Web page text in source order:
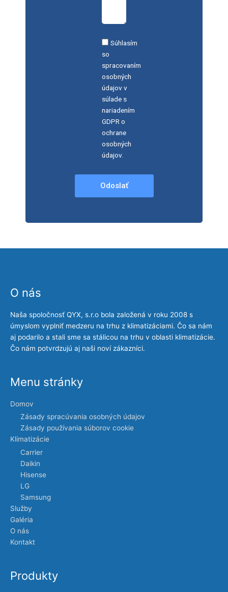
Súhlasím
so
spracovaním
osobných
údajov v
súlade s
nariadením
GDPR o
ochrane
osobných
údajov.
Odoslať
O nás
Naša spoločnosť QYX, s.r.o bola založená v roku 2008 s
úmyslom vyplniť medzeru na trhu z klimatizáciami. Čo sa nám
aj podarilo a stali sme sa stálicou na trhu v oblasti klimatizácie.
Čo nám potvrdzujú aj naši noví zákazníci.
Menu stránky
Domov
Zásady spracúvania osobných údajov
Zásady používania súborov cookie
Klimatizácie
Carrier
Daikin
Hisense
LG
Samsung
Služby
Galéria
O nás
Kontakt
Produkty